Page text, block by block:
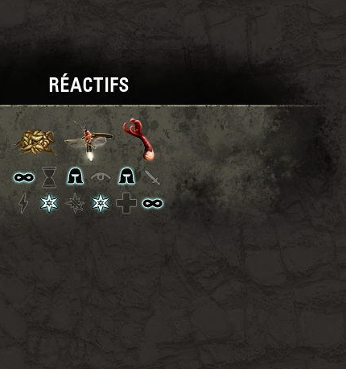
RÉACTIFS